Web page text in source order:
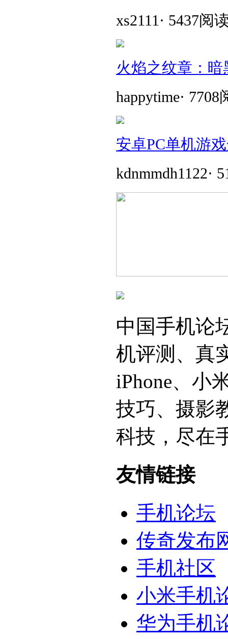
xs2111 · 5437阅
火焰之纹章：
happytime· 7708
安卓PC单机游
kdnmmdh1122·
中国手机论
机评测、真
iPhone、小
技巧、摄影
科技，尽在
友情链接
手机论坛
传奇发布
手机社区
小米手机
华为手机